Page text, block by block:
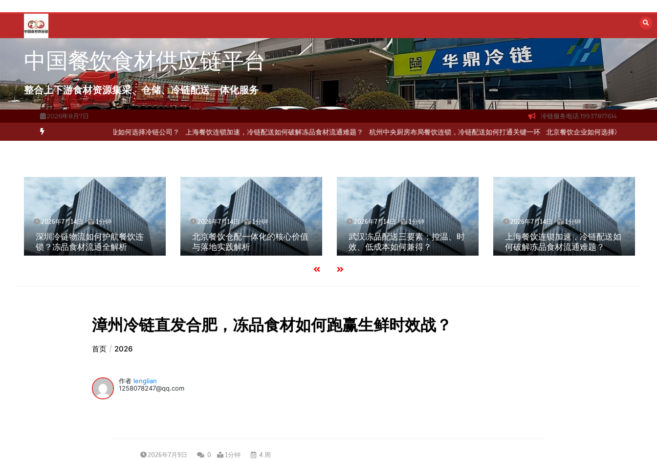
容
中国餐饮食材供应链平台
整合上下游食材资源集采、仓储、冷链配送一体化服务
2026年8月7日 冷链服务电话:19937817614
北京餐饮企业如何选择冷链公司？ 上海餐饮连锁加速，冷链配送如何破解冻品食材流通难题？ 杭州中央厨房布局餐饮连锁，冷链配送如何打通关键一环 北京餐饮企业如何选择冷链公司？ 上海餐饮连锁
2026年7月14日 1分钟
深圳冷链物流如何护航餐饮连
锁？冻品食材流通全解析
2026年7月14日 1分钟
北京餐饮仓配一体化的核心价值
与落地实践解析
2026年7月14日 1分钟
武汉冻品配送三要素：控温、时
效、低成本如何兼得？
2026年7月14日 1分钟
上海餐饮连锁加速，冷链配送如
何破解冻品食材流通难题？
漳州冷链直发合肥，冻品食材如何跑赢生鲜时效战？
首页 2026
作者 lenglian
1258078247@qq.com
2026年7月9日 0 1分钟 4 周